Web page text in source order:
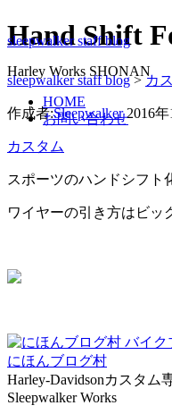
sleepwalker staff blog
Harley Works SHONAN
HOME
お問い合わせ
Hand Shift
sleepwalker staff blog> カ
作成者:Sleepwalker 2016年
カスタム
スポーツのハンドシフト
ワイヤーの引き方はビッ
にほんブログ村
Harley-Davidsonカスタム
Sleepwalker Works